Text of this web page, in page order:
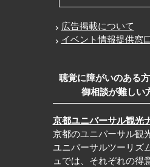
広告掲載について
イベント情報提供窓
聴覚に障がいのある
御相談が難しい
京都ユニバーサル観光
京都のユニバーサル観
ユニバーサルツーリズ
ュでは、それぞれの得